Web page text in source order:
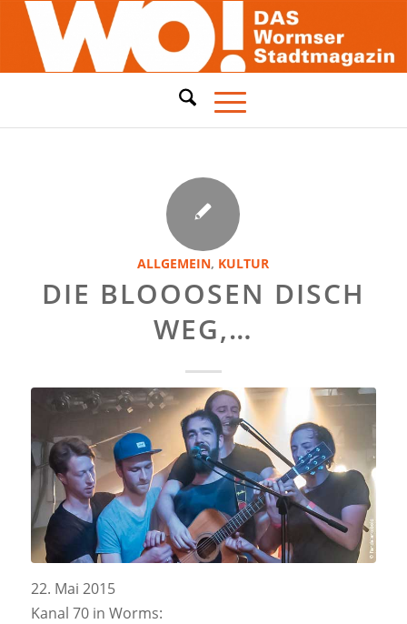
ALLGEMEIN, KULTUR
DIE BLOOOSEN DISCH
WEG,…
22. Mai 2015
Kanal 70 in Worms: